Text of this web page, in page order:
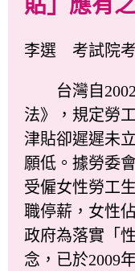
貼」應有
李選 考試院
台灣自2002
法》，規定勞
津貼卻遲遲未
願低。據勞委
受僱女性勞工
職停薪，女性
政府為落實「
念，已於2009